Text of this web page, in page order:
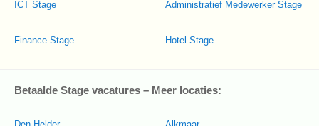
ICT Stage
Finance Stage
Administratief Medewerker Stage
Hotel Stage
Betaalde Stage vacatures – Meer locaties: